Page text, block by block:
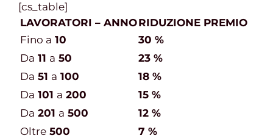
[cs_table]
LAVORATORI – ANNORIDUZIONE PREMIO
Fino a 10
30 %
Da 11 a 50
23 %
Da 51 a 100
18 %
Da 101 a 200
15 %
Da 201 a 500
12 %
Oltre 500
7 %